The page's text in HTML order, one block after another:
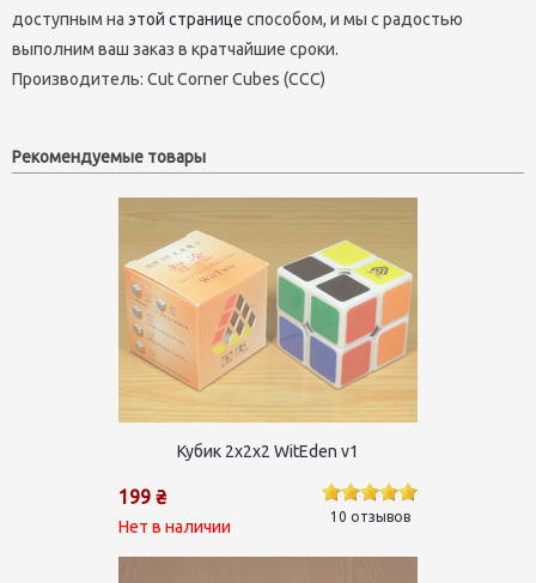
доступным на этой странице способом, и мы с радостью
выполним ваш заказ в кратчайшие сроки.
Производитель: Cut Corner Cubes (CCC)
Рекомендуемые товары
Кубик 2х2х2 WitEden v1
199 ₴
Нет в наличии
10 отзывов